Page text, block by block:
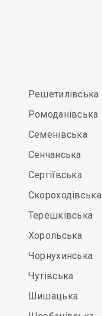
Решетилівська
Ромоданівська
Семенівська
Сенчанська
Сергіївська
Скороходівська
Терешківська
Хорольська
Чорнухинська
Чутівська
Шишацька